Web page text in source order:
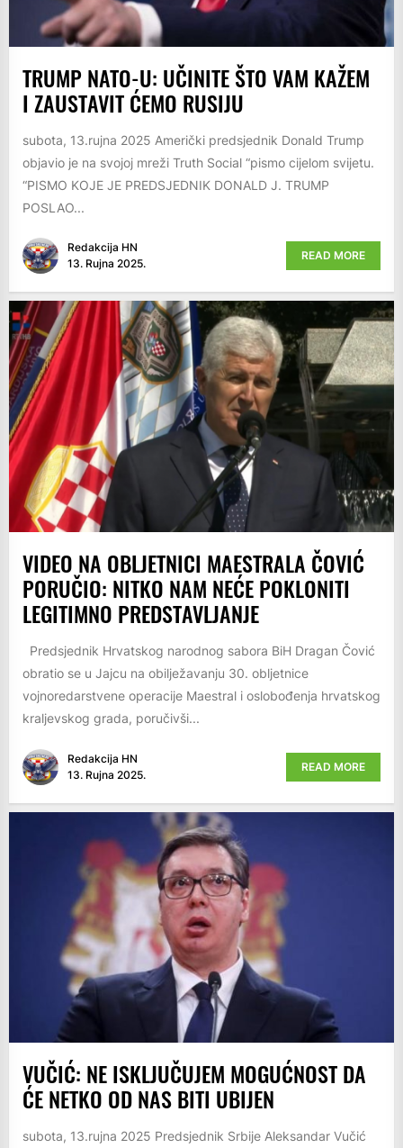
TRUMP NATO-U: UČINITE ŠTO VAM KAŽEM
I ZAUSTAVIT ĆEMO RUSIJU
subota, 13.rujna 2025 Američki predsjednik Donald Trump
objavio je na svojoj mreži Truth Social “pismo cijelom svijetu.
“PISMO KOJE JE PREDSJEDNIK DONALD J. TRUMP
POSLAO...
Redakcija HN
13. Rujna 2025.
READ MORE
VIDEO NA OBLJETNICI MAESTRALA ČOVIĆ
PORUČIO: NITKO NAM NEĆE POKLONITI
LEGITIMNO PREDSTAVLJANJE
Predsjednik Hrvatskog narodnog sabora BiH Dragan Čović
obratio se u Jajcu na obilježavanju 30. obljetnice
vojnoredarstvene operacije Maestral i oslobođenja hrvatskog
kraljevskog grada, poručivši...
Redakcija HN
13. Rujna 2025.
READ MORE
VUČIĆ: NE ISKLJUČUJEM MOGUĆNOST DA
ĆE NETKO OD NAS BITI UBIJEN
subota, 13.rujna 2025 Predsjednik Srbije Aleksandar Vučić